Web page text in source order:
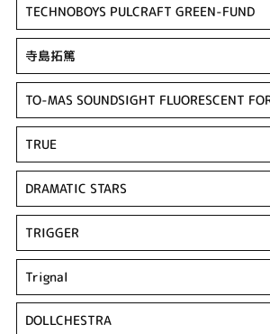
TECHNOBOYS PULCRAFT GREEN-FUND
寺島拓篤
TO-MAS SOUNDSIGHT FLUORESCENT
TRUE
DRAMATIC STARS
TRIGGER
Trignal
DOLLCHESTRA